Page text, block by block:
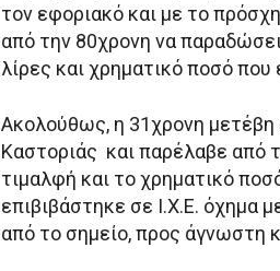
τον εφοριακό και με το
από την 80χρονη να
λίρες και χρηματικό ποσό που
Ακολούθως, η 31χρονη μετέβη
Καστοριάς και παρέλαβε από
τιμαλφή και το χρηματικό
επιβιβάστηκε σε Ι.Χ.Ε. όχημα
από το σημείο, προς άγνωστη